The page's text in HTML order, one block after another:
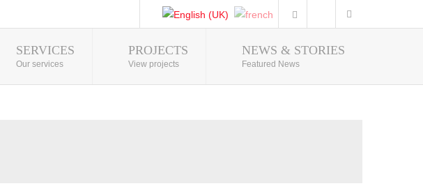
Photo Gallery
SERVICES
Our services
PROJECTS
View projects
NEWS & STORIES
Featured News